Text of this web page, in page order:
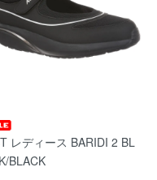
レディース BARIDI 2 BL
BLACK